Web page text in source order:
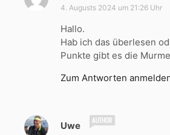
a
:
4. Augusts 2024 um 21:26 Uhr
Hallo.
Hab ich das überlesen
Punkte gibt es die
Zum Antworten
Uwe